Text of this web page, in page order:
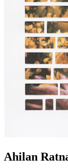
Ahilan